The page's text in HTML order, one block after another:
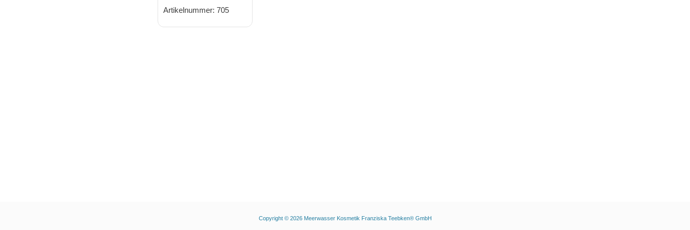
Artikelnummer: 705
Copyright © 2026 Meerwasser Kosmetik Franziska Teebken® GmbH